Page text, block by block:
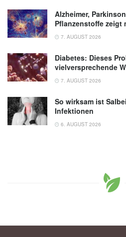
Alzheimer,
Pflanzenstoffe zeigt
7. AUGUST 2026
Diabetes: Dieses
vielversprechende
7. AUGUST 2026
So wirksam ist
Infektionen
6. AUGUST 2026